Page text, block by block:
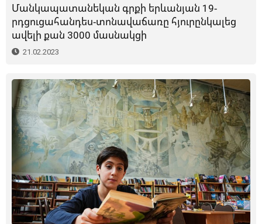
Մանկապատանեկան գրքի երևանյան 19-
րդցուցահանդես-տոնավաճառը հյուրընկալեց
ավելի քան 3000 մասնակցի
21.02.2023